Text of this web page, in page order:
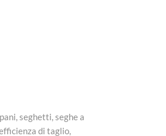
seghetti, seghe a
di taglio,